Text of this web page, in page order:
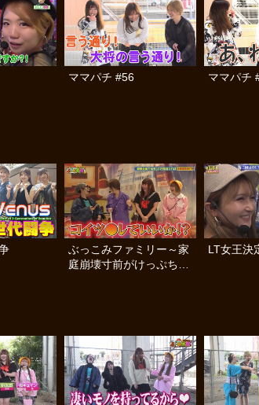
ママパチ #56 ママパチ
ぶっこみファミリー～家
庭崩壊寸前がけっぷちSP
LT女王決